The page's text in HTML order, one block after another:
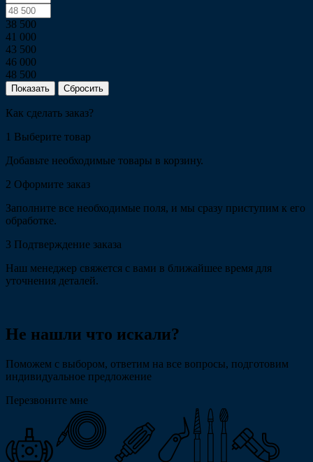
38 500
41 000
43 500
46 000
48 500
Сбросить
Как сделать заказ?
1 Выберите товар
Добавьте необходимые товары в корзину.
2 Оформите заказ
Заполните все необходимые поля, и мы сразу приступим к его
обработке.
3 Подтверждение заказа
Наш менеджер свяжется с вами в ближайшее время для
уточнения деталей.
Не нашли что искали?
Поможем с выбором, ответим на все вопросы, подготовим
индивидуальное предложение
Перезвоните мне